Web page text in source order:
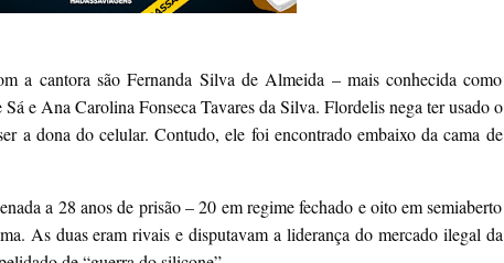
a cantora são Fernanda Silva de Almeida – mais conhecida como
e Ana Carolina Fonseca Tavares da Silva. Flordelis nega ter usado o
a dona do celular. Contudo, ele foi encontrado embaixo da cama de
a 28 anos de prisão – 20 em regime fechado e oito em semiaberto
As duas eram rivais e disputavam a liderança do mercado ilegal da